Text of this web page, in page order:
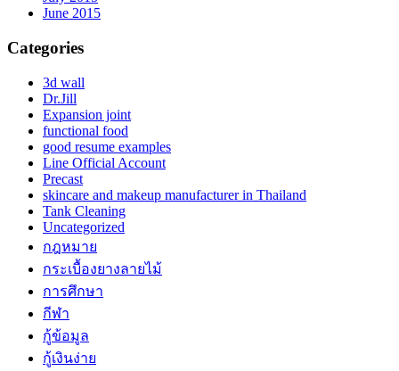
June 2015
Categories
3d wall
Dr.Jill
Expansion joint
functional food
good resume examples
Line Official Account
Precast
skincare and makeup manufacturer in Thailand
Tank Cleaning
Uncategorized
กฎหมาย
กระเบื้องยางลายไม้
การศึกษา
กีฬา
กู้ข้อมูล
กู้เงินง่าย